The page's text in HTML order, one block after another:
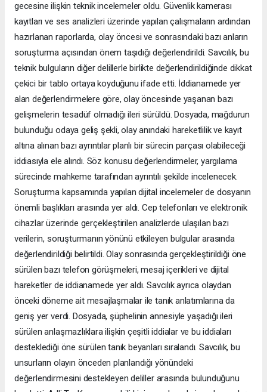
gecesine ilişkin teknik incelemeler oldu. Güvenlik kamerası
kayıtları ve ses analizleri üzerinde yapılan çalışmaların ardından
hazırlanan raporlarda, olay öncesi ve sonrasındaki bazı anların
soruşturma açısından önem taşıdığı değerlendirildi. Savcılık, bu
teknik bulguların diğer delillerle birlikte değerlendirildiğinde dikkat
çekici bir tablo ortaya koyduğunu ifade etti. İddianamede yer
alan değerlendirmelere göre, olay öncesinde yaşanan bazı
gelişmelerin tesadüf olmadığı ileri sürüldü. Dosyada, mağdurun
bulunduğu odaya geliş şekli, olay anındaki hareketlilik ve kayıt
altına alınan bazı ayrıntılar planlı bir sürecin parçası olabileceği
iddiasıyla ele alındı. Söz konusu değerlendirmeler, yargılama
sürecinde mahkeme tarafından ayrıntılı şekilde incelenecek.
Soruşturma kapsamında yapılan dijital incelemeler de dosyanın
önemli başlıkları arasında yer aldı. Cep telefonları ve elektronik
cihazlar üzerinde gerçekleştirilen analizlerde ulaşılan bazı
verilerin, soruşturmanın yönünü etkileyen bulgular arasında
değerlendirildiği belirtildi. Olay sonrasında gerçekleştirildiği öne
sürülen bazı telefon görüşmeleri, mesaj içerikleri ve dijital
hareketler de iddianamede yer aldı. Savcılık ayrıca olaydan
önceki döneme ait mesajlaşmalar ile tanık anlatımlarına da
geniş yer verdi. Dosyada, şüphelinin annesiyle yaşadığı ileri
sürülen anlaşmazlıklara ilişkin çeşitli iddialar ve bu iddiaları
desteklediği öne sürülen tanık beyanları sıralandı. Savcılık, bu
unsurların olayın önceden planlandığı yönündeki
değerlendirmesini destekleyen deliller arasında bulunduğunu